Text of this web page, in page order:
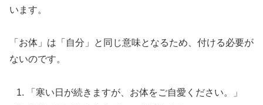
います。
「お体」は「自分」と同じ意味となるため、付ける必要が
ないのです。
「寒い日が続きますが、お体をご自愛ください。」